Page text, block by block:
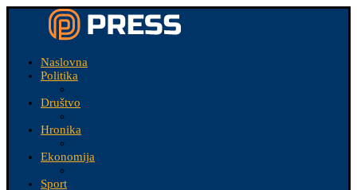
Naslovna
Politika
Društvo
Hronika
Ekonomija
Sport